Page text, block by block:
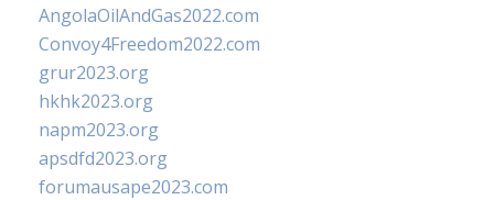
AngolaOilAndGas2022.com
Convoy4Freedom2022.com
grur2023.org
hkhk2023.org
napm2023.org
apsdfd2023.org
forumausape2023.com